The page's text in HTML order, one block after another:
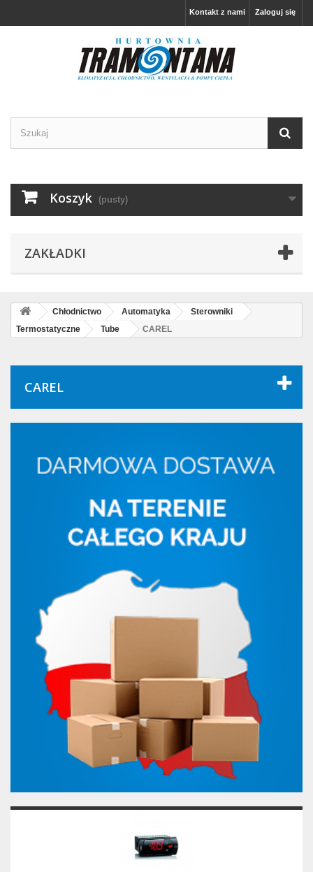
Zaloguj się
Kontakt z nami
Koszyk (pusty)
ZAKŁADKI
Chłodnictwo Automatyka
Sterowniki
Termostatyczne
Tube CAREL
CAREL